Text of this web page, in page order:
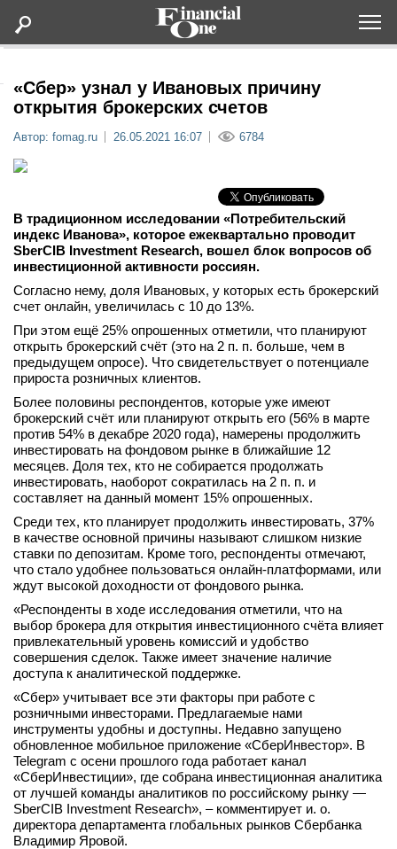
Статьи
Lifestyle
Мероприятия
Новости
Интервью
вконтакте
телеграм
Стать автором
Вход
«Сбер» узнал у Ивановых причину
открытия брокерских счетов
Автор: fomag.ru 26.05.2021 16:07 6784
В традиционном исследовании «Потребительский
индекс Иванова», которое ежеквартально проводит
SberCIB Investment Research, вошел блок вопросов об
инвестиционной активности россиян.
Согласно нему, доля Ивановых, у которых есть брокерский
счет онлайн, увеличилась с 10 до 13%.
При этом ещё 25% опрошенных отметили, что планируют
открыть брокерский счёт (это на 2 п. п. больше, чем в
предыдущем опросе). Что свидетельствует о потенциале
прироста розничных клиентов.
Более половины респондентов, которые уже имеют
брокерский счёт или планируют открыть его (56% в марте
против 54% в декабре 2020 года), намерены продолжить
инвестировать на фондовом рынке в ближайшие 12
месяцев. Доля тех, кто не собирается продолжать
инвестировать, наоборот сократилась на 2 п. п. и
составляет на данный момент 15% опрошенных.
Среди тех, кто планирует продолжить инвестировать, 37%
в качестве основной причины называют слишком низкие
ставки по депозитам. Кроме того, респонденты отмечают,
что стало удобнее пользоваться онлайн-платформами, или
ждут высокой доходности от фондового рынка.
«Респонденты в ходе исследования отметили, что на
выбор брокера для открытия инвестиционного счёта влияет
привлекательный уровень комиссий и удобство
совершения сделок. Также имеет значение наличие
доступа к аналитической поддержке.
«Сбер» учитывает все эти факторы при работе с
розничными инвесторами. Предлагаемые нами
инструменты удобны и доступны. Недавно запущено
обновленное мобильное приложение «СберИнвестор». В
Telegram с осени прошлого года работает канал
«СберИнвестиции», где собрана инвестиционная аналитика
от лучшей команды аналитиков по российскому рынку —
SberCIB Investment Research», – комментирует и. о.
директора департамента глобальных рынков Сбербанка
Владимир Яровой.